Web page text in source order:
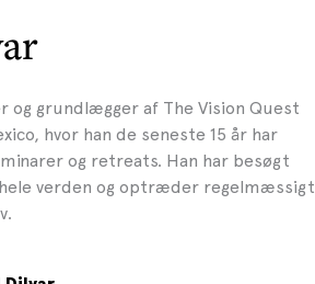
og grundlægger af The Vision Quest
hvor han de seneste 15 år har
og retreats. Han har besøgt
verden og optræder regelmæssigt